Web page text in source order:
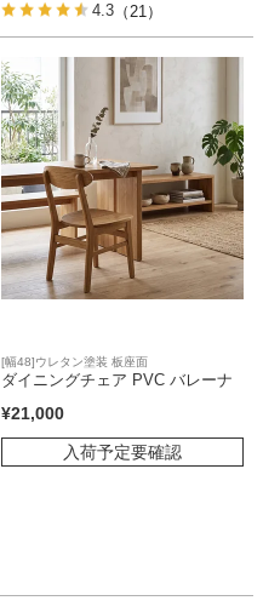
4.3 （21）
[幅48]ウレタン塗装 板座面
ダイニングチェア PVC バレーナ
¥21,000
入荷予定要確認